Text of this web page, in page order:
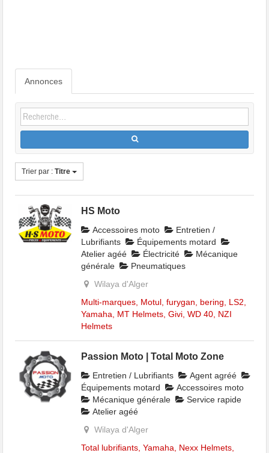
Annonces
Trier par :Titre
HS Moto
Accessoires moto
Entretien /
Lubrifiants
Équipements motard
Atelier agéé
Électricité
Mécanique
générale
Pneumatiques
Wilaya d'Alger
Multi-marques, Motul, furygan, bering, LS2,
Yamaha, MT Helmets, Givi, WD 40, NZI
Helmets
Passion Moto | Total Moto Zone
Entretien / Lubrifiants
Agent agréé
Équipements motard
Accessoires moto
Mécanique générale
Service rapide
Atelier agéé
Wilaya d'Alger
Total lubrifiants, Yamaha, Nexx Helmets,